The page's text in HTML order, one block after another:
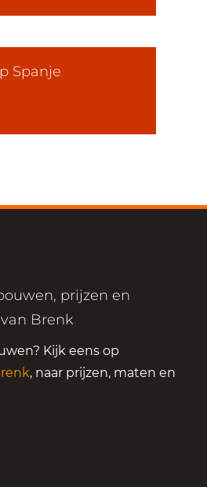
Spanje
prijzen en
Brenk
Kijk eens op
, naar prijzen, maten en